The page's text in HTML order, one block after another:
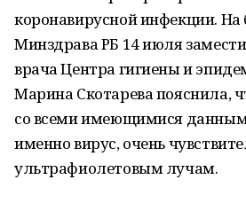
коронавирусной инфекции. На
Минздрава РБ 14 июля
врача Центра гигиены и
Марина Скотарева пояснила,
со всеми имеющимися
именно вирус, очень
ультрафиолетовым лучам.